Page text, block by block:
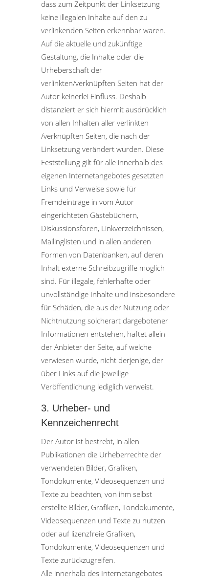
dass zum Zeitpunkt der Linksetzung
keine illegalen Inhalte auf den zu
verlinkenden Seiten erkennbar waren.
Auf die aktuelle und zukünftige
Gestaltung, die Inhalte oder die
Urheberschaft der
verlinkten/verknüpften Seiten hat der
Autor keinerlei Einfluss. Deshalb
distanziert er sich hiermit ausdrücklich
von allen Inhalten aller verlinkten
/verknüpften Seiten, die nach der
Linksetzung verändert wurden. Diese
Feststellung gilt für alle innerhalb des
eigenen Internetangebotes gesetzten
Links und Verweise sowie für
Fremdeinträge in vom Autor
eingerichteten Gästebüchern,
Diskussionsforen, Linkverzeichnissen,
Mailinglisten und in allen anderen
Formen von Datenbanken, auf deren
Inhalt externe Schreibzugriffe möglich
sind. Für illegale, fehlerhafte oder
unvollständige Inhalte und insbesondere
für Schäden, die aus der Nutzung oder
Nichtnutzung solcherart dargebotener
Informationen entstehen, haftet allein
der Anbieter der Seite, auf welche
verwiesen wurde, nicht derjenige, der
über Links auf die jeweilige
Veröffentlichung lediglich verweist.
3. Urheber- und
Kennzeichenrecht
Der Autor ist bestrebt, in allen
Publikationen die Urheberrechte der
verwendeten Bilder, Grafiken,
Tondokumente, Videosequenzen und
Texte zu beachten, von ihm selbst
erstellte Bilder, Grafiken, Tondokumente,
Videosequenzen und Texte zu nutzen
oder auf lizenzfreie Grafiken,
Tondokumente, Videosequenzen und
Texte zurückzugreifen.
Alle innerhalb des Internetangebotes